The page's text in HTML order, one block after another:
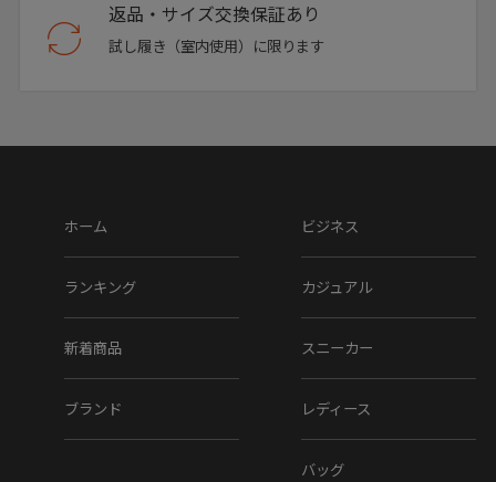
※上記のサイズは当店での参考サイズ目安でございま
す。ブランドや木型によって表記サイズの寸法は異なり
▼ラスト(木型)番号
▼製法
ボロネーゼ
返品・サイズ交換保証あり
試し履き（室内使用）に限ります
ホーム
ランキング
新着商品
ブランド
ビジネス
カジュアル
スニーカー
レディース
バッグ